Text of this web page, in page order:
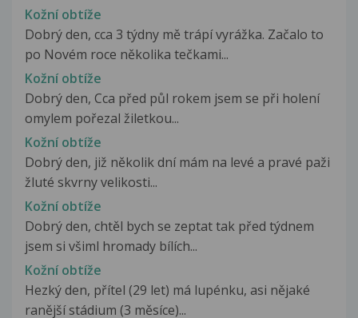
Kožní obtíže
Dobrý den, cca 3 týdny mě trápí vyrážka. Začalo to
po Novém roce několika tečkami...
Kožní obtíže
Dobrý den, Cca před půl rokem jsem se při holení
omylem pořezal žiletkou...
Kožní obtíže
Dobrý den, již několik dní mám na levé a pravé paži
žluté skvrny velikosti...
Kožní obtíže
Dobrý den, chtěl bych se zeptat tak před týdnem
jsem si všiml hromady bílích...
Kožní obtíže
Hezký den, přítel (29 let) má lupénku, asi nějaké
ranější stádium (3 měsíce)...